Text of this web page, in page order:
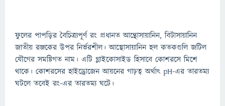
ফুলের পাপড়ির বৈচিত্র্যপূর্ণ রং প্রধানত আন্থোসায়ানিন, বিটাসায়ানিন
জাতীয় রঞ্জকের উপর নির্ভরশীল। আস্থোসায়ানিন হল কতকগুলি জটিল
যৌগের সমষ্টিগত নাম। এটি গ্লাইকোসাইড হিসাবে কোশরসে মিশে
থাকে। কোশরসের হাইড্রোজেন আয়নের গাঢ়ত্ব অর্থাৎ pH-এর তারতম্য
ঘটলে তবেই রং-এর তারতম্য ঘটে।